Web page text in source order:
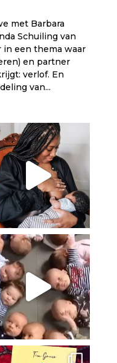
met Barbara
Schuiling van
in een thema waar
en partner
verlof. En
van...